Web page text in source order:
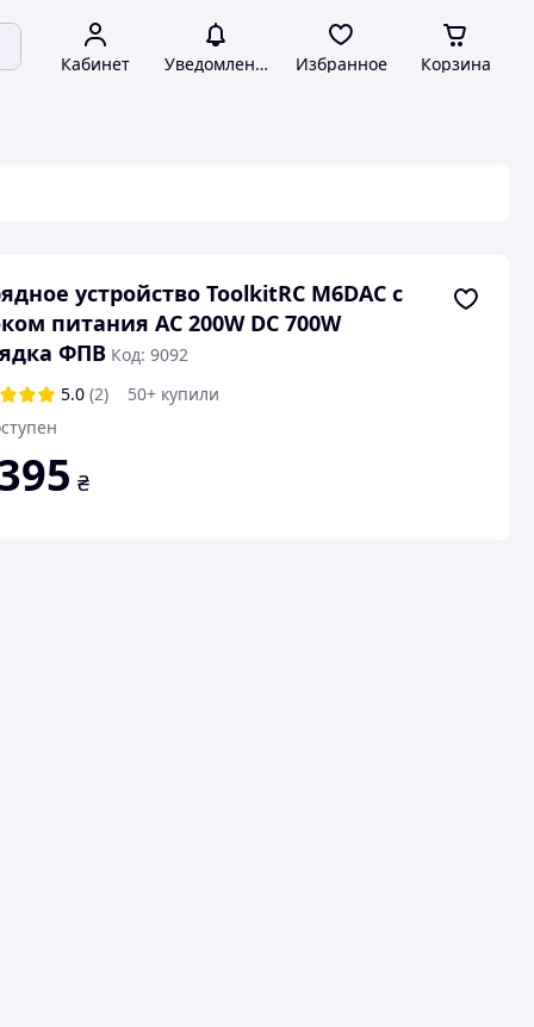
Кабинет Уведомления Избранное Корзина
устройство ToolkitRC M6DAC с
питания AC 200W DC 700W
ФПВ Код: 9092
5.0 (2)
50+ купили
₴